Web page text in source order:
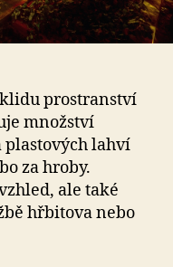
prostranství
množství
plastových lahví
za hroby.
ale také
hřbitova nebo